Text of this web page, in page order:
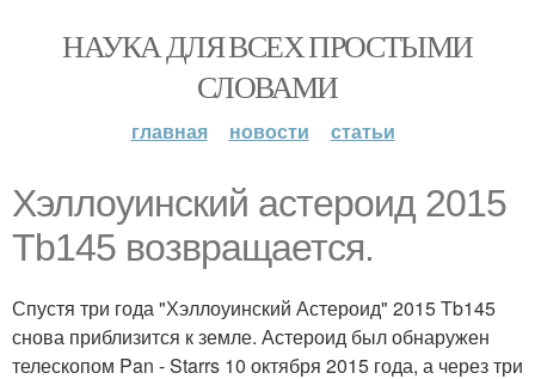
НАУКА ДЛЯ ВСЕХ ПРОСТЫМИ
СЛОВАМИ
главная новости статьи
Хэллоуинский астероид 2015
Tb145 возвращается.
Спустя три года "Хэллоуинский Астероид" 2015 Tb145
снова приблизится к земле. Астероид был обнаружен
телескопом Pan - Starrs 10 октября 2015 года, а через три